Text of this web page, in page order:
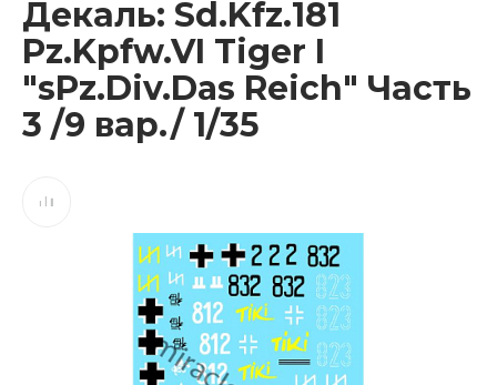
Декаль: Sd.Kfz.181
Pz.Kpfw.VI Tiger I
"sPz.Div.Das Reich" Часть
3 /9 вар./ 1/35